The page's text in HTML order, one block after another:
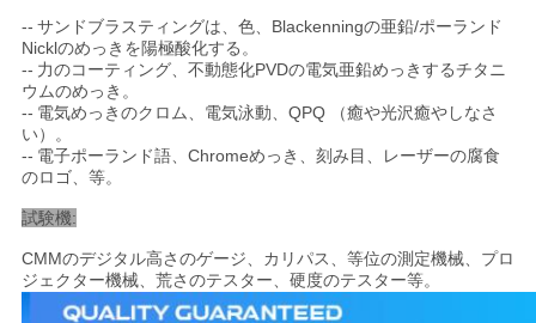
だ
さ
い
サ
イ
ト
-- サンドブラスティングは、色、Blackenningの亜鉛/ポーランド
Nicklのめっきを陽極酸化する。
-- 力のコーティング、不動態化PVDの電気亜鉛めっきするチタニ
ウムのめっき 。
-- 電気めっきのクロム、電気泳動、QPQ （癒や光沢癒やしなさ
い） 。
-- 電子ポーランド語、Chromeめっき、刻み目、レーザーの腐食
のロゴ、等。
試験機:
CMMのデジタル高さのゲージ、カリパス、等位の測定機械、プロ
ジェクター機械、荒さのテスター、硬度のテスター等。